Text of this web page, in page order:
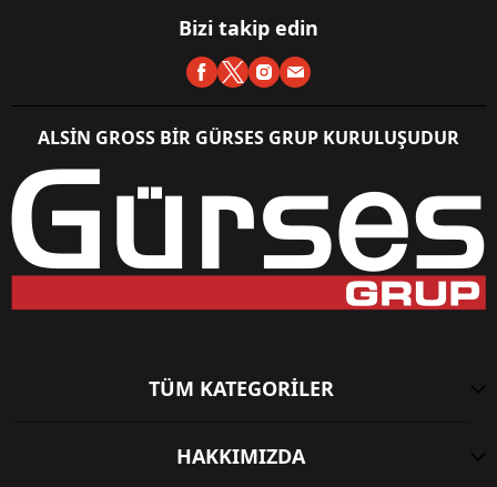
Bizi takip edin
ALSİN GROSS BİR GÜRSES GRUP KURULUŞUDUR
TÜM KATEGORİLER
HAKKIMIZDA